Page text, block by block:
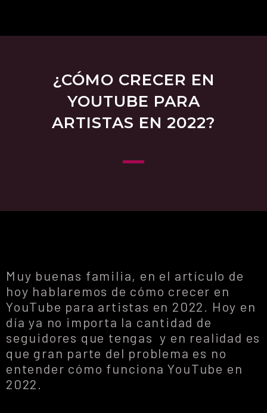
¿CÓMO CRECER EN
YOUTUBE PARA
ARTISTAS EN 2022?
Muy buenas familia, en el artículo de
hoy hablaremos de cómo crecer en
YouTube para artistas en 2022. Hoy en
día ya no importa la cantidad de
seguidores que tengas y en realidad es
que gran parte del problema es no
entender cómo funciona YouTube en
2022.